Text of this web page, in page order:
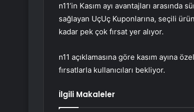
n11’in Kasım ayı avantajları
sağlayan UçUç Kuponlarına, seçili
kadar pek çok fırsat yer alıyor.
n11 açıklamasına göre kasım ayına
fırsatlarla kullanıcıları bekliyor.
İlgili Makaleler